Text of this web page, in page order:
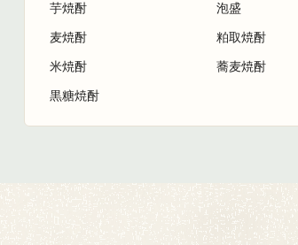
芋焼酎
麦焼酎
米焼酎
黒糖焼酎
泡盛
粕取焼酎
蕎麦焼酎